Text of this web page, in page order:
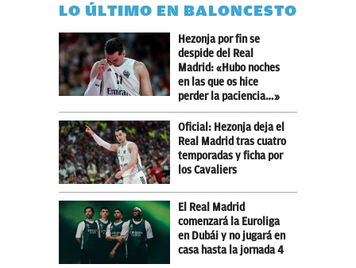
LO ÚLTIMO EN BALONCESTO
Hezonja por fin se
despide del Real
Madrid: «Hubo noches
en las que os hice
perder la paciencia…»
Oficial: Hezonja deja el
Real Madrid tras cuatro
temporadas y ficha por
los Cavaliers
El Real Madrid
comenzará la Euroliga
en Dubái y no jugará en
casa hasta la jornada 4